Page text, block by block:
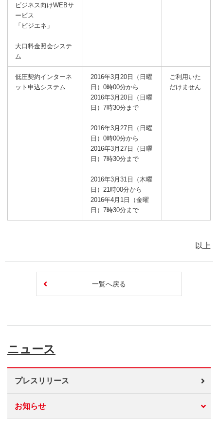
ビジネス向けWEBサ
ービス
「ビジエネ」
大口料金照会システ
ム
低圧契約インターネ
ット申込システム
2016年3月20日（日曜
日）0時00分から
2016年3月20日（日曜
日）7時30分まで
2016年3月27日（日曜
日）0時00分から
2016年3月27日（日曜
日）7時30分まで
2016年3月31日（木曜
日）21時00分から
2016年4月1日（金曜
日）7時30分まで
ご利用いた
だけません
以上
一覧へ戻る
ニュース
プレスリリース
お知らせ